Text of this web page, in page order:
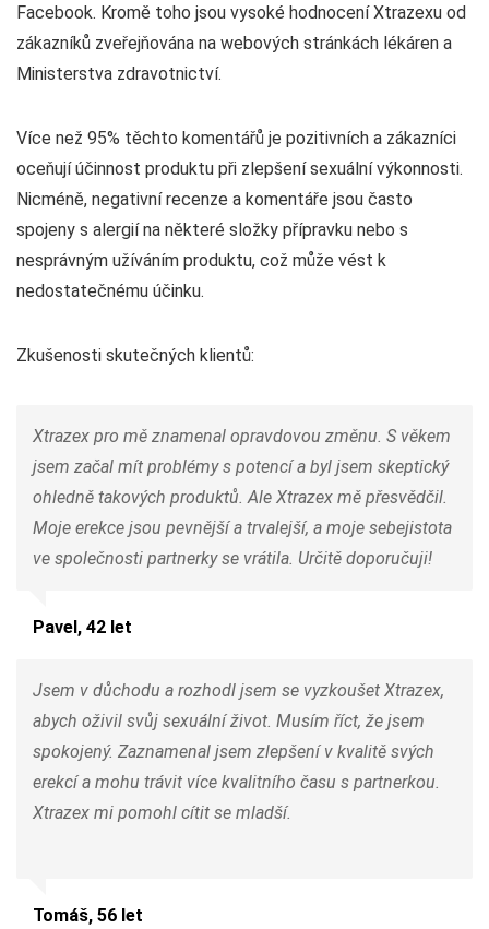
Facebook. Kromě toho jsou vysoké hodnocení Xtrazexu od
zákazníků zveřejňována na webových stránkách lékáren a
Ministerstva zdravotnictví.
Více než 95% těchto komentářů je pozitivních a zákazníci
oceňují účinnost produktu při zlepšení sexuální výkonnosti.
Nicméně, negativní recenze a komentáře jsou často
spojeny s alergií na některé složky přípravku nebo s
nesprávným užíváním produktu, což může vést k
nedostatečnému účinku.
Zkušenosti skutečných klientů:
Xtrazex pro mě znamenal opravdovou změnu. S věkem
jsem začal mít problémy s potencí a byl jsem skeptický
ohledně takových produktů. Ale Xtrazex mě přesvědčil.
Moje erekce jsou pevnější a trvalejší, a moje sebejistota
ve společnosti partnerky se vrátila. Určitě doporučuji!
Pavel, 42 let
Jsem v důchodu a rozhodl jsem se vyzkoušet Xtrazex,
abych oživil svůj sexuální život. Musím říct, že jsem
spokojený. Zaznamenal jsem zlepšení v kvalitě svých
erekcí a mohu trávit více kvalitního času s partnerkou.
Xtrazex mi pomohl cítit se mladší.
Tomáš, 56 let